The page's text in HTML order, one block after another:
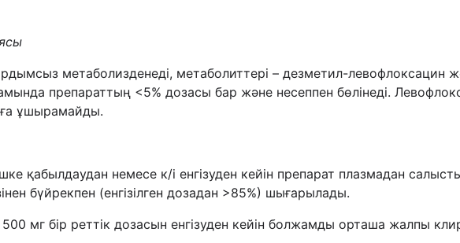
метаболизденеді, метаболиттері – дезметил-левофлоксацин
препараттың <5% дозасы бар және несеппен бөлінеді.
ұшырамайды.
қабылдаудан немесе к/і енгізуден кейін препарат плазмадан
бүйрекпен (енгізілген дозадан >85%) шығарылады.
мг бір реттік дозасын енгізуден кейін болжамды орташа жалпы